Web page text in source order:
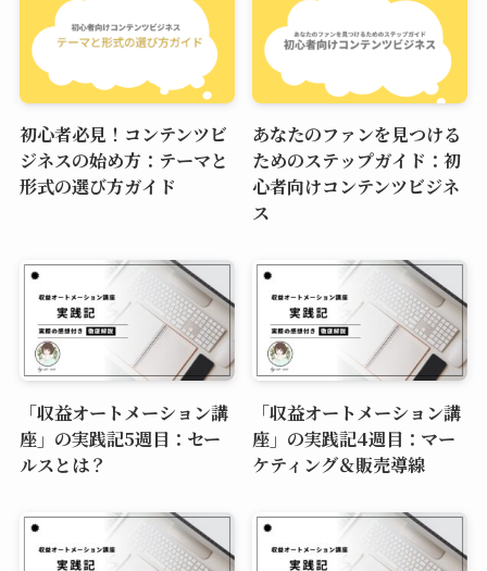
初心者必見！コンテンツビ
ジネスの始め方：テーマと
形式の選び方ガイド
あなたのファンを見つける
ためのステップガイド：初
心者向けコンテンツビジネ
ス
「収益オートメーション講
座」の実践記5週目：セー
ルスとは？
「収益オートメーション講
座」の実践記4週目：マー
ケティング＆販売導線